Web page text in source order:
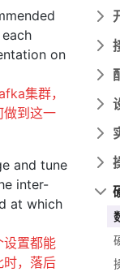
on
集群，
做到这一
and tune
inter-
at which
设置都能
时，落后